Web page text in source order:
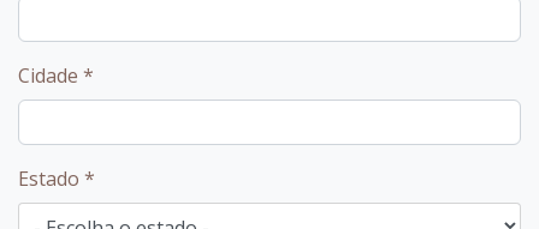
Cidade *
Estado *